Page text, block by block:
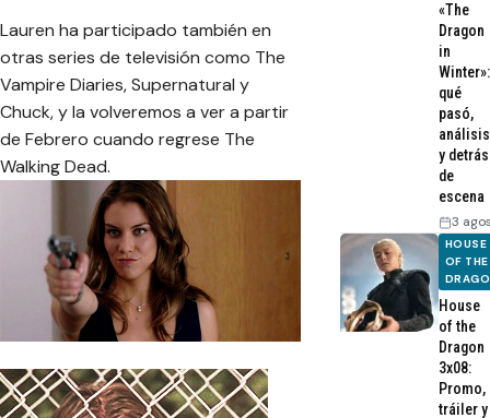
Lauren ha participado también en
otras series de televisión como The
Vampire Diaries, Supernatural y
Chuck, y la volveremos a ver a partir
de Febrero cuando regrese The
Walking Dead.
«The
Dragon
in
Winter»:
qué
pasó,
análisis
y detrás
de
escena
3
HOUSE
OF THE
House
of the
Dragon
3x08:
Promo,
tráiler y